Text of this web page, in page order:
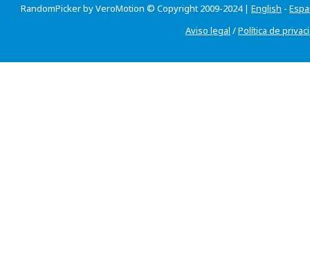
RandomPicker by VeroMotion © Copyright 2009-2024 | English -
Aviso legal /Política de